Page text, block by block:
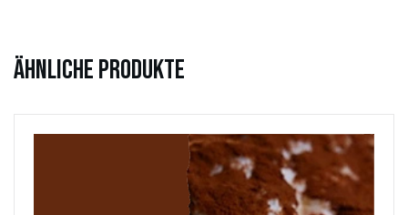
Ähnliche Produkte